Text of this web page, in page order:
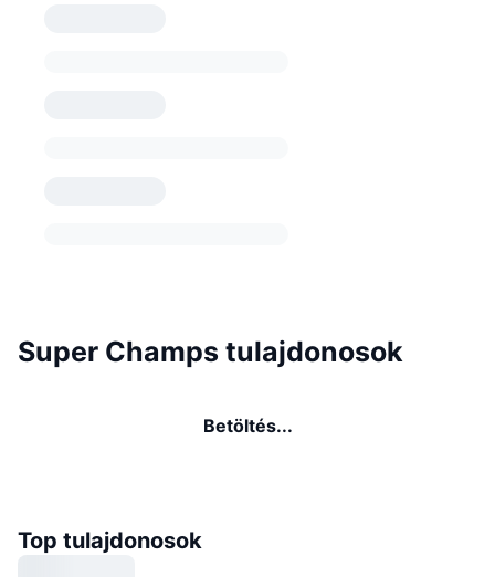
Super Champs tulajdonosok
Betöltés...
Top tulajdonosok